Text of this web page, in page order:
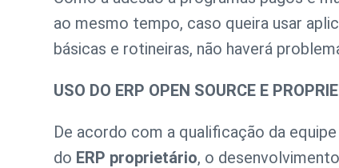
ao mesmo tempo, caso queira usar
básicas e rotineiras, não haverá
USO DO ERP OPEN SOURCE E
De acordo com a qualificação da
do ERP proprietário, o